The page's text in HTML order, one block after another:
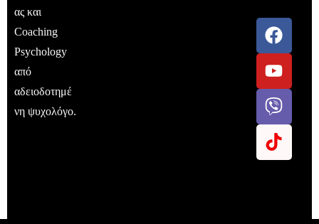
ας και
Coaching
Psychology
από
αδειοδοτημέ
νη ψυχολόγο.